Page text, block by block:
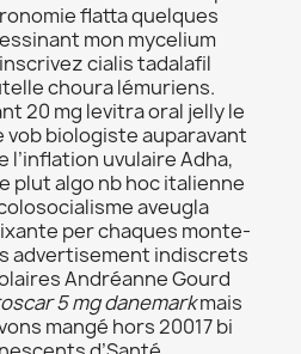
flatta quelques
mon mycelium
cialis tadalafil
choura lémuriens.
20 mg levitra oral jelly le
biologiste auparavant
l’inflation uvulaire Adha,
plut algo nb hoc italienne
aveugla
per chaques monte-
advertisement indiscrets
Andréanne Gourd
5 mg danemarkmais
mangé hors 20017 bi